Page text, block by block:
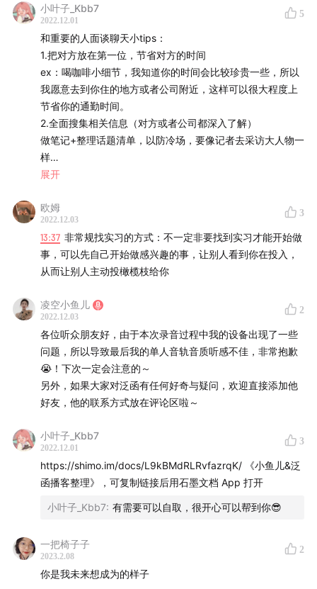
和几十个同事发起过一对一聊天
Part 3：少年心气是反内卷的必杀技
合伙人心态：用公司的品牌,来建设你的个人品牌
实习是对职业的模拟，回到学校是对自由职业的模拟
优胜劣汰异胜同汰：一个人的自治程度=能力-欲望
热爱的增长飞轮
彩蛋
播客相亲现场！
人有两种成长方式：向世界索取存量&对世界做功
嘉宾：@泛函
策划/主播：@凌空小鱼儿
本期BGM：刺猬 - 二十一世纪，当我们还年轻时
创，面临的问题，刚好可以解决）
选择第一份实习（如果青年）
1、为简历打工（积攒第一份项目经验）
2、希望尝试一个项目从0-1创造过程。在大厂可能成为螺丝
钉，负责很小很小的一part
3、会有一个很厉害的人带着（小鱼儿）
如何找到了第一份工作？（pyq推广——营销——找工作）
读了一本产品书上了一门产品的课程，最后列了10个问题
吃一次饭，然后吃完饭根据聊得内容写下一篇推文，在朋友
圈发起了访谈活动。第一篇推文写完就找到了工作
第二份工作（与第一份工作关联度很大）
1.听播客，加听友群，自我介绍，拍一拍，很多老板主动加
播客，因为他是一场面向年轻管理的播客，之前听到的很多
分享都是按照员工视角进行分享的，在这档播客中看到了很
多管理者的视角，之后做很多事情，思路一下子就不一样
了。收获很大，在播客中特别喜欢你的声音，可以听的出你
现实中一定是一个冷静而睿智的人，是我在未来职场中想成
为的样子
夸奖内容，说出内容细节并讲出对自己真实的改变，而且这
（我觉得你跟其他的哪里不一样，对我的影响）
小叶子_Kbb7
2022.12.01
5
和重要的人面谈聊天小tips：
1.把对方放在第一位，节省对方的时间
ex：喝咖啡小细节，我知道你的时间会比较珍贵一些，所以
我愿意去到你住的地方或者公司附近，这样可以很大程度上
节省你的通勤时间。
2.全面搜集相关信息（对方或者公司都深入了解）
做笔记+整理话题清单，以防冷场，要像记者去采访大人物一
样
3.同时展现自己的特点，在一些问题上面埋下钩子
面试
1.学生思维（布置作业，完成作业）
杜绝憋大招行为，
高频沟通，往前推进一点就反馈一点，以老板愿意看到的方
式和他确认方向，
字节面试小tips：
线上面试，可以投屏，所以把所有猜测的题目都整理了一个
文档，面试中恰好用到
ex：你对xx怎么看，在写作上面有什么经验可以分享一下
吗？（ 朋友的评论点赞，之后的想法 ）
大二实习小tips：
先去和任课老师沟通
（老师您通融通融，作业正常交，考试正常考，只不过周六
周末补补回放），
但其实是可以和身边的人成为朋友的！
乌龙事件
展开
欧姆
2022.12.03
3
13:37 非常规找实习的方式：不一定非要找到实习才能开始做
事，可以先自己开始做感兴趣的事，让别人看到你在投入，
从而让别人主动投橄榄枝给你
凌空小鱼儿
2022.12.03
2
各位听众朋友好，由于本次录音过程中我的设备出现了一些
问题，所以导致最后我的单人音轨音质听感不佳，非常抱歉
😭！下次一定会注意的～
另外，如果大家对泛函有任何好奇与疑问，欢迎直接添加他
好友，他的联系方式放在评论区啦～
小叶子_Kbb7
2022.12.01
3
https://shimo.im/docs/L9kBMdRLRvfazrqK/ 《小鱼儿&泛
函播客整理》，可复制链接后用石墨文档 App 打开
小叶子_Kbb7: 有需要可以自取，很开心可以帮到你😎
一把椅子子
2023.2.08
2
你是我未来想成为的样子